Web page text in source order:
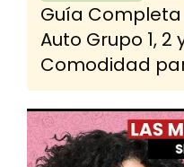
Guía
Auto Grupo 1, 2
Comodidad